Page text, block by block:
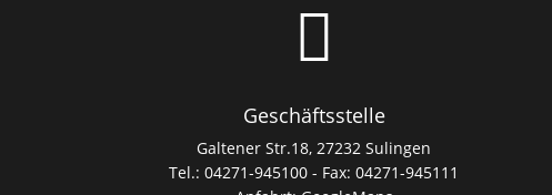

Geschäftsstelle
Galtener Str.18, 27232 Sulingen
Tel.: 04271-945100 - Fax: 04271-945111